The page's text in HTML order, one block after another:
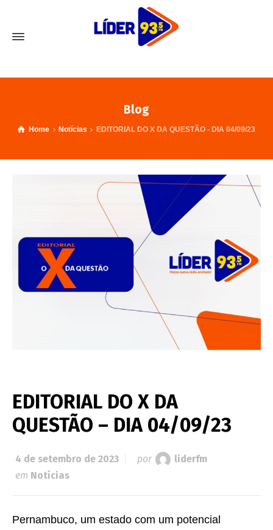
Blog
Home Notícias EDITORIAL DO X DA QUESTÃO - DIA 04/09/23
EDITORIAL DO X DA
QUESTÃO – DIA 04/09/23
4 de setembro de 2023 por
liderfm
em Notícias
Pernambuco, um estado com um potencial